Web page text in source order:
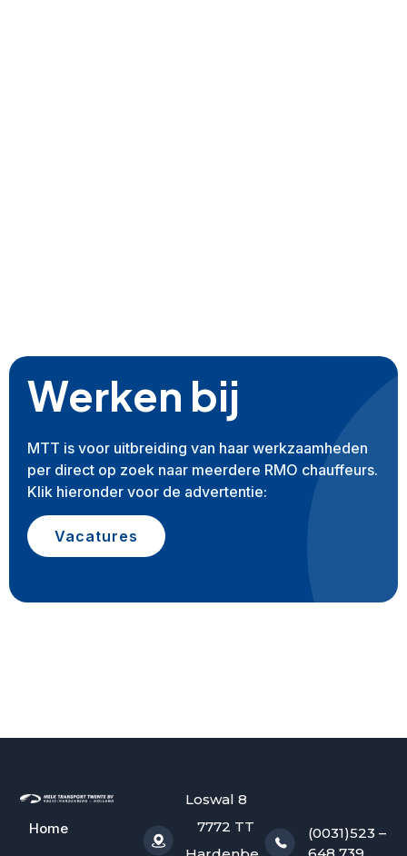
Werken bij
MTT is voor uitbreiding van haar werkzaamheden
per direct op zoek naar meerdere RMO chauffeurs.
Klik hieronder voor de advertentie:
Vacatures
Home
Loswal 8
7772 TT
(0031)523 –